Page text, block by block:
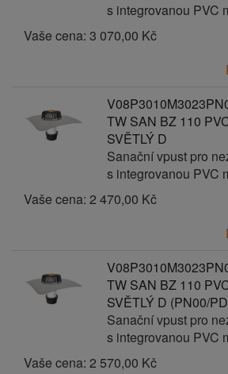
s integrovanou PVC
Vaše cena: 3 070,00 Kč
TW SAN BZ 110
SVĚTLÝ D
Sanační vpust pro
s integrovanou PVC
Vaše cena: 2 470,00 Kč
TW SAN BZ 110
SVĚTLÝ D (PN00/
Sanační vpust pro
s integrovanou PVC
Vaše cena: 2 570,00 Kč